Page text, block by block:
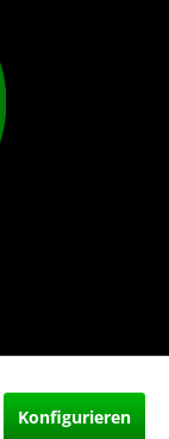
Konfigurieren